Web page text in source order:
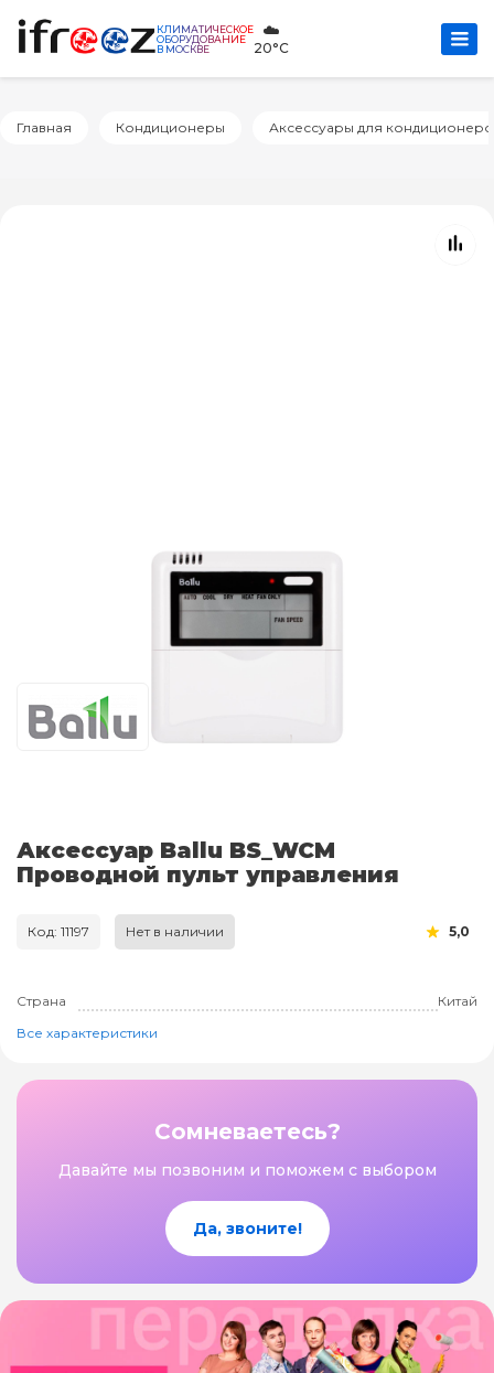
КЛИМАТИЧЕСКОЕ
ОБОРУДОВАНИЕ
В МОСКВЕ
☁️
20°C
Главная Кондиционеры Аксессуары для
Аксессуар Ballu BS_WCM
Проводной пульт управления
Код: 11197 Нет в наличии 5,0
Страна
Китай
Все характеристики
Сомневаетесь?
Давайте мы позвоним и поможем с выбором
Да, звоните!